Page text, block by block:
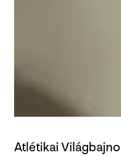
Atlétikai